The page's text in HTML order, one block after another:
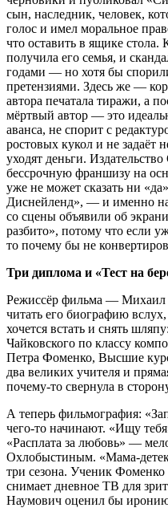
сын, наследник, человек,
голос и имел моральное
что оставить в ящике стола.
получила его семья, и
годами — но хотя бы
претензиями. Здесь же —
автора печатала тиражи, а
мёртвый автор — это
аванса, не спорит с
ростовых кукол и не задаёт
уходят деньги.
бессрочную франшизу на
уже не может сказать ни
Диснейленд», — и именно
со сцены объявили об
разбито», потому что если
то почему бы не
Три диплома и «Тест на
Режиссёр фильма — Михаил
читать его биографию
хочется встать и снять
Чайковского по классу
Петра Фоменко, Высшие
два великих учителя и
почему-то свернула в
А теперь фильмография:
чего-то начинают. «Ищу
«Расплата за любовь» —
Охлобыстиным. «Мама-
три сезона. Ученик Фоменко
снимает дневное ТВ для
Наумович оценил бы